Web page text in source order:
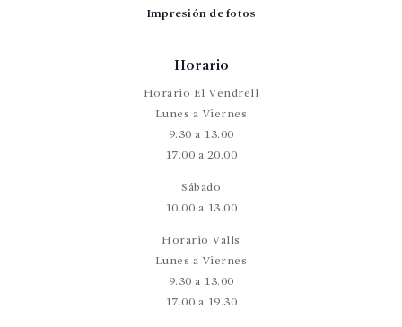
Impresión de fotos
Horario
Horario El Vendrell
Lunes a Viernes
9.30 a 13.00
17.00 a 20.00
Sábado
10.00 a 13.00
Horario Valls
Lunes a Viernes
9.30 a 13.00
17.00 a 19.30